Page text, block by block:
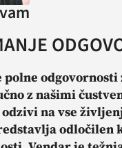
odgovornosti
z našimi
na vse
odločilen